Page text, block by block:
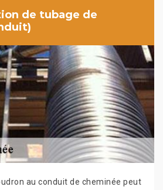
de tubage de
au conduit de cheminée peut